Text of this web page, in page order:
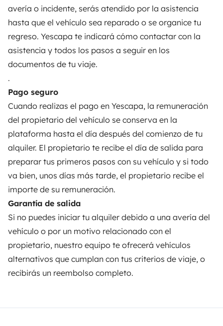
avería o incidente, serás atendido por la asistencia
hasta que el vehículo sea reparado o se organice tu
regreso. Yescapa te indicará cómo contactar con la
asistencia y todos los pasos a seguir en los
documentos de tu viaje.
.
Pago seguro
Cuando realizas el pago en Yescapa, la remuneración
del propietario del vehículo se conserva en la
plataforma hasta el día después del comienzo de tu
alquiler. El propietario te recibe el día de salida para
preparar tus primeros pasos con su vehículo y si todo
va bien, unos días más tarde, el propietario recibe el
importe de su remuneración.
Garantía de salida
Si no puedes iniciar tu alquiler debido a una avería del
vehículo o por un motivo relacionado con el
propietario, nuestro equipo te ofrecerá vehículos
alternativos que cumplan con tus criterios de viaje, o
recibirás un reembolso completo.
Ayuda viajero
PROPIETARIOS
Contrato de alquiler
Seguros de alquiler
Asistencias de alquiler
Ayuda propietario
Descargar en
App Store
Disponible en
Google Play